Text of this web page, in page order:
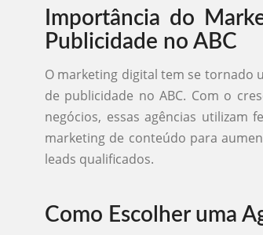
Importância do
Publicidade no ABC
O marketing digital tem se tornado
de publicidade no ABC. Com o
negócios, essas agências utilizam
marketing de conteúdo para
leads qualificados.
Como Escolher uma